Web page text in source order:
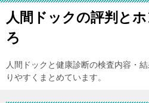
人間ドックの評判と
ろ
人間ドックと健康診断の検査内容・
りやすくまとめています。